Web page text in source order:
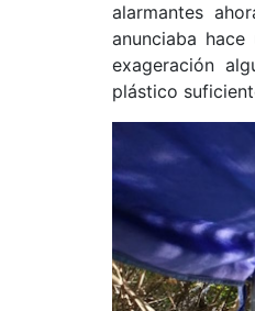
alarmantes
anunciaba
exageración
plástico